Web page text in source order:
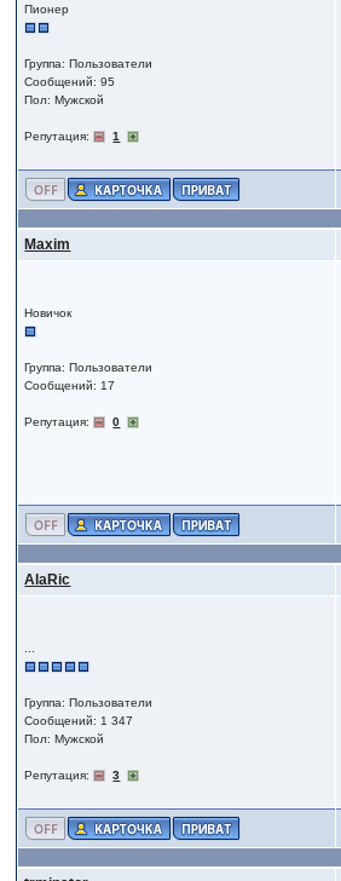
Пионер
Группа: Пользователи
Сообщений: 95
Пол: Мужской
Репутация: 1
Maxim
Новичок
Группа: Пользователи
Сообщений: 17
Репутация: 0
AlaRic
Группа: Пользователи
Сообщений: 1 347
Пол: Мужской
Репутация: 3